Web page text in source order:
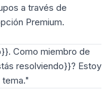
a través de
Premium.
Como miembro de
resolviendo}}? Estoy